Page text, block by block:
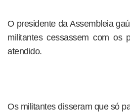
O presidente da Assembleia
militantes cessassem com os
atendido.
Os militantes disseram que só